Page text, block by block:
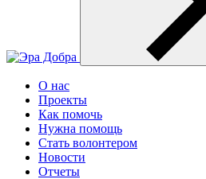
О нас
Проекты
Как помочь
Нужна помощь
Стать волонтером
Новости
Отчеты